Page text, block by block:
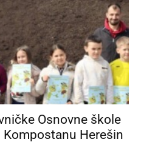
Osnovne škole
Herešin